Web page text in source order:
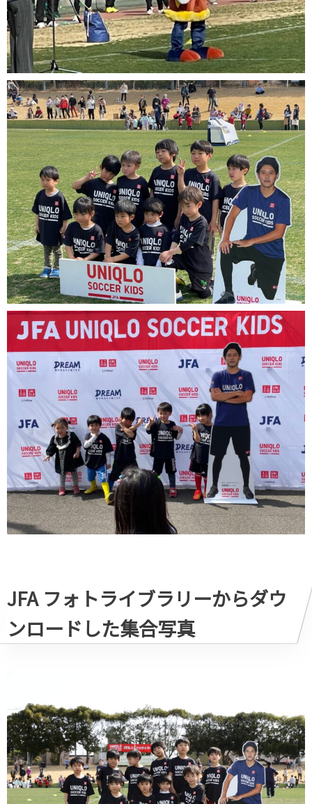
JFA フォトライブラリーからダウ
ンロードした集合写真